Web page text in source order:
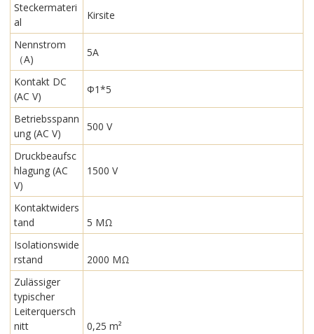
Steckermateri
al
Kirsite
Nennstrom
（A)
5A
Kontakt DC
(AC V)
Φ1*5
Betriebsspann
ung (AC V)
500 V
Druckbeaufsc
hlagung (AC
V)
1500 V
Kontaktwiders
tand
5 MΩ
Isolationswide
rstand
2000 MΩ
Zulässiger
typischer
Leiterquersch
nitt
0,25 m²